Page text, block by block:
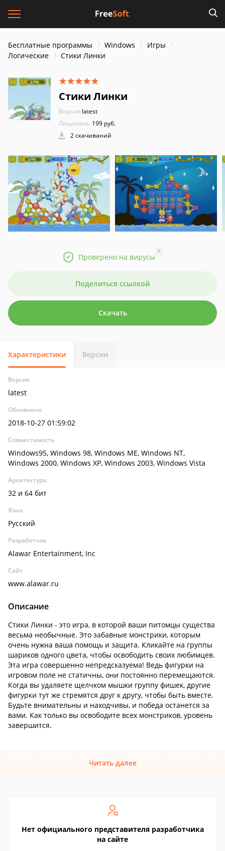
Бесплатные программы Windows
Игры
Логические
Стики Линки
Стики Линки
Версия:latest
Лицензия: 199 руб.
2 скачиваний
Проверено на вирусы
?
Поделиться ссылкой
Скачать
Характеристики Версии
Версия
latest
Обновлено
2018-10-27 01:59:02
Совместимость
Windows95, Windows 98, Windows ME, Windows NT,
Windows 2000, Windows XP, Windows 2003, Windows Vista
Архитектура
32 и 64 бит
Язык
Русский
Разработчик
Alawar Entertainment, Inc
Сайт
www.alawar.ru
Описание
Стики Линки - это игра, в которой ваши питомцы существа
весьма необычные. Это забавные монстрики, которым
очень нужна ваша помощь и защита. Кликайте на группы
шариков одного цвета, чтобы освободить своих любимцев.
Эта игра совершенно непредсказуема! Ведь фигурки на
игровом поле не статичны, они постоянно перемещаются.
Когда вы удаляете щелчком мышки группу фишек, другие
фигурки тут же стремятся друг к другу, чтобы быть вместе.
Будьте внимательны и находчивы, и победа останется за
вами. Как только вы освободите всех монстриков, уровень
завершится.
Читать далее
Нет официального представителя разработчика
на сайте